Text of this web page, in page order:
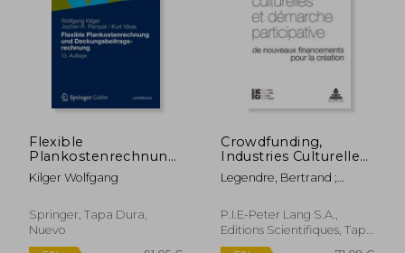
5%
dcto. 38,63 €
5%
dcto.
Flexible
Plankostenrechnung
Und
Deckungsbeitragsrechnung
Kilger Wolfgang
Springer, Tapa Dura,
Nuevo
Crowdfunding,
Industries Culturelles
Et Démarche
Participative: de
Financements Pour
La Création (en
Legendre, Bertrand ;
Laurent
P.I.E-Peter Lang S.A.,
Editions Scientifiques, Tapa
Blanda, Nuevo